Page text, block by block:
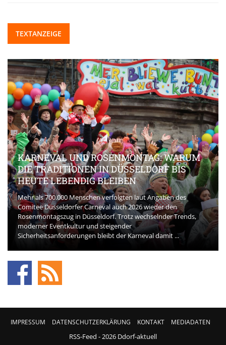
TEXTANZEIGE
KARNEVAL UND ROSENMONTAG: WARUM
DIE TRADITIONEN IN DÜSSELDORF BIS
HEUTE LEBENDIG BLEIBEN
Mehr als 700.000 Menschen verfolgten laut Angaben des
Comitee Düsseldorfer Carneval auch 2026 wieder den
Rosenmontagszug in Düsseldorf. Trotz wechselnder Trends,
moderner Eventkultur und steigender
Sicherheitsanforderungen bleibt der Karneval damit ...
IMPRESSUM DATENSCHUTZERKLÄRUNG KONTAKT MEDIADATEN
RSS-Feed - 2026 Ddorf-aktuell